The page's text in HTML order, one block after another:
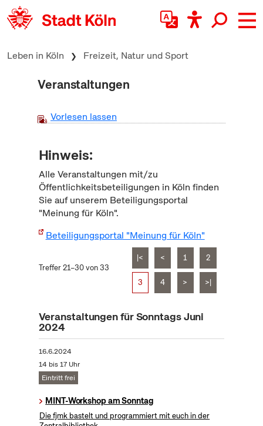
zum Inhalt springen
Leben in Köln Freizeit, Natur und Sport
Veranstaltungen
Vorlesen lassen
Hinweis:
Alle Veranstaltungen mit/zu
Öffentlichkeitsbeteiligungen in Köln finden
Sie auf unserem Beteiligungsportal
"Meinung für Köln".
Beteiligungsportal "Meinung für Köln"
Treffer 21–30 von 33
|< < 1 2
3 4 > >|
Veranstaltungen für Sonntags Juni
2024
16.6.2024
14 bis 17 Uhr
Eintritt frei
MINT-Workshop am Sonntag
Die fjmk bastelt und programmiert mit euch in der